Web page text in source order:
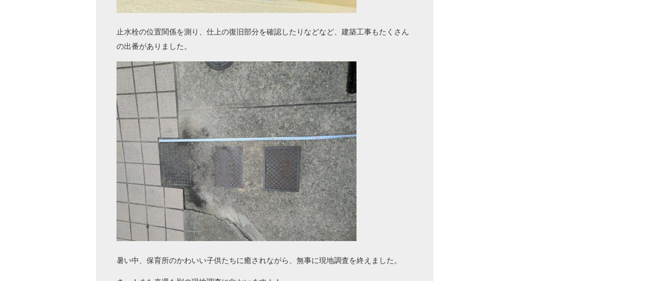
止水栓の位置関係を測り、仕上の復旧部分を確認したりなどなど、建築工事もたくさん
の出番がありました。
暑い中、保育所のかわいい子供たちに癒されながら、無事に現地調査を終えました。